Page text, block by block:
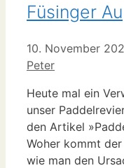
Füsinger Au
10. November
Peter
Heute mal ein
unser
den Artikel
Woher kommt
wie man den